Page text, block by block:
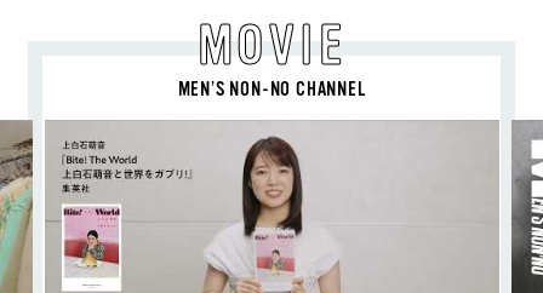
MOVIE
MEN’S NON-NO CHANNEL